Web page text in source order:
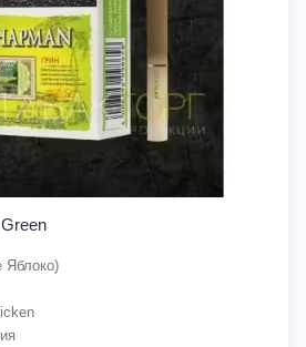
Яблоко)